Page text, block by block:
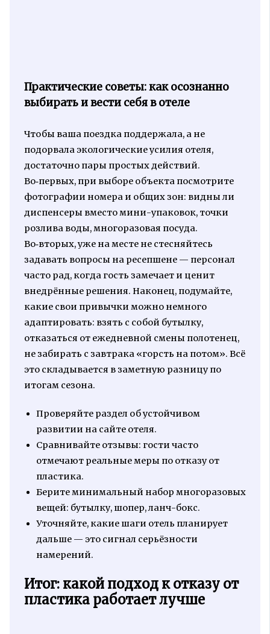
Практические советы: как осознанно
выбирать и вести себя в отеле
Чтобы ваша поездка поддержала, а не
подорвала экологические усилия отеля,
достаточно пары простых действий.
Во‑первых, при выборе объекта посмотрите
фотографии номера и общих зон: видны ли
диспенсеры вместо мини-упаковок, точки
розлива воды, многоразовая посуда.
Во‑вторых, уже на месте не стесняйтесь
задавать вопросы на ресепшене — персонал
часто рад, когда гость замечает и ценит
внедрённые решения. Наконец, подумайте,
какие свои привычки можно немного
адаптировать: взять с собой бутылку,
отказаться от ежедневной смены полотенец,
не забирать с завтрака «горсть на потом». Всё
это складывается в заметную разницу по
итогам сезона.
Проверяйте раздел об устойчивом
развитии на сайте отеля.
Сравнивайте отзывы: гости часто
отмечают реальные меры по отказу от
пластика.
Берите минимальный набор многоразовых
вещей: бутылку, шопер, ланч-бокс.
Уточняйте, какие шаги отель планирует
дальше — это сигнал серьёзности
намерений.
Итог: какой подход к отказу от
пластика работает лучше